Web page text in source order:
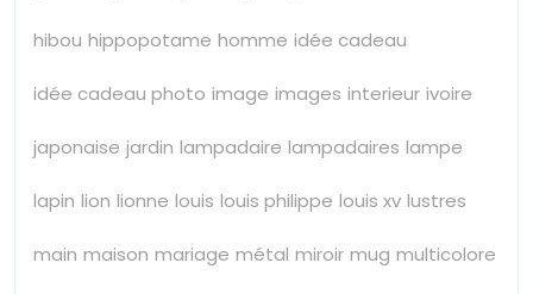
hibou hippopotame homme idée cadeau
idée cadeau photo image images interieur ivoire
japonaise jardin lampadaire lampadaires lampe
lapin lion lionne louis louis philippe louis xv lustres
main maison mariage métal miroir mug multicolore